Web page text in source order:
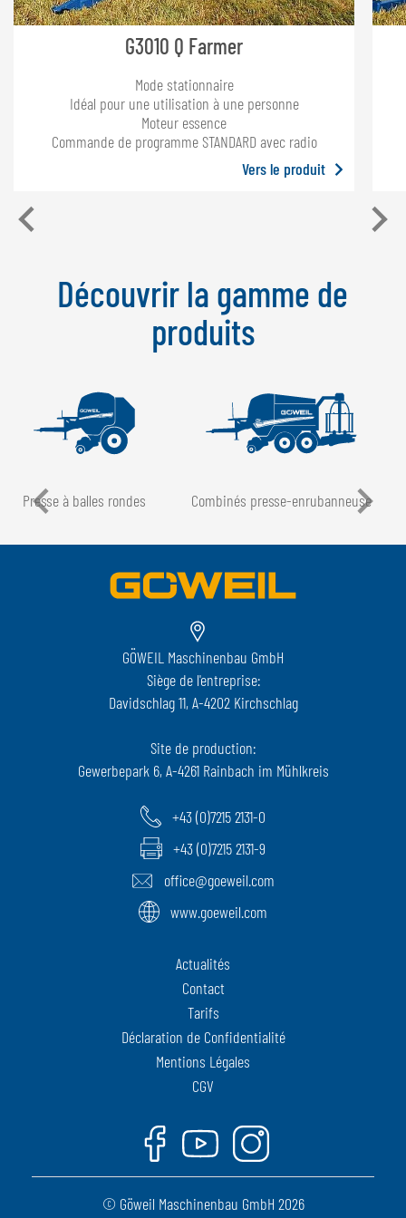
G3010 Q Farmer
Mode stationnaire
Idéal pour une utilisation à une personne
Moteur essence
Commande de programme STANDARD avec radio
Vers le produit
Découvrir la gamme de
produits
Presse à balles rondes Combinés presse-enrubanneuse
GÖWEIL Maschinenbau GmbH
Siège de l'entreprise:
Davidschlag 11, A-4202 Kirchschlag
Site de production:
Gewerbepark 6, A-4261 Rainbach im Mühlkreis
+43 (0)7215 2131-0
+43 (0)7215 2131-9
office@goeweil.com
www.goeweil.com
Actualités
Contact
Tarifs
Déclaration de Confidentialité
Mentions Légales
CGV
Facebook
YoutubeInstagram
© Göweil Maschinenbau GmbH 2026